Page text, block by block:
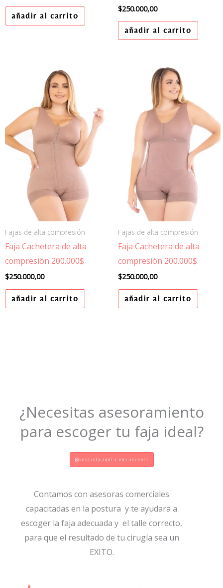
añadir al carrito
$250.000,00
añadir al carrito
Fajas de alta compresión
Faja Cachetera de alta
compresión 200.000$
$250.000,00
añadir al carrito
Fajas de alta compresión
Faja Cachetera de alta
compresión 200.000$
$250.000,00
añadir al carrito
¿Necesitas asesoramiento
para escoger tu faja ideal?
contacta aquí a una asesora
Contamos con asesoras comerciales
capacitadas en la postura y te ayudara a
escoger la faja adecuada y el talle correcto,
para que el resultado de tu cirugía sea un
EXITO.